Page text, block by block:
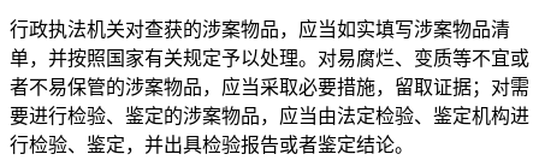
行政执法机关对查获的涉案物品，应当如实填写涉案物品清
单，并按照国家有关规定予以处理。对易腐烂、变质等不宜或
者不易保管的涉案物品，应当采取必要措施，留取证据；对需
要进行检验、鉴定的涉案物品，应当由法定检验、鉴定机构进
行检验、鉴定，并出具检验报告或者鉴定结论。